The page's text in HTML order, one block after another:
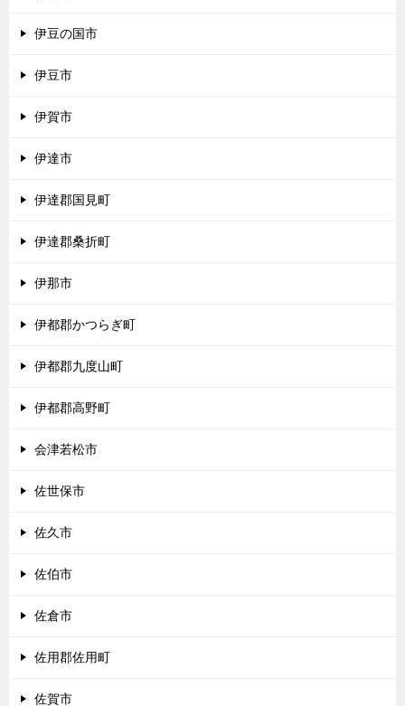
伊豆の国市
伊豆市
伊賀市
伊達市
伊達郡国見町
伊達郡桑折町
伊那市
伊都郡かつらぎ町
伊都郡九度山町
伊都郡高野町
会津若松市
佐世保市
佐久市
佐伯市
佐倉市
佐用郡佐用町
佐賀市